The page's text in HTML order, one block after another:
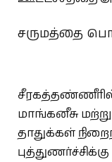
சருமத்தை
மாங்கனீசு
தாதுக்கள்